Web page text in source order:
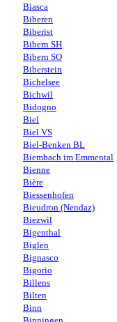
Biasca
Biberen
Biberist
Bibern SH
Bibern SO
Biberstein
Bichelsee
Bichwil
Bidogno
Biel
Biel VS
Biel-Benken BL
Biembach im Emmental
Bienne
Bière
Biessenhofen
Bieudron (Nendaz)
Biezwil
Bigenthal
Biglen
Bignasco
Bigorio
Billens
Bilten
Binn